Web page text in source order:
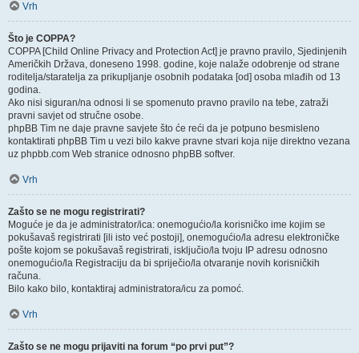
Vrh
Što je COPPA?
COPPA [Child Online Privacy and Protection Act] je pravno pravilo, Sjedinjenih
Američkih Država, doneseno 1998. godine, koje nalaže odobrenje od strane
roditelja/staratelja za prikupljanje osobnih podataka [od] osoba mlađih od 13
godina.
Ako nisi siguran/na odnosi li se spomenuto pravno pravilo na tebe, zatraži
pravni savjet od stručne osobe.
phpBB Tim ne daje pravne savjete što će reći da je potpuno besmisleno
kontaktirati phpBB Tim u vezi bilo kakve pravne stvari koja nije direktno vezana
uz phpbb.com Web stranice odnosno phpBB softver.
Vrh
Zašto se ne mogu registrirati?
Moguće je da je administrator/ica: onemogućio/la korisničko ime kojim se
pokušavaš registrirati [ili isto već postoji], onemogućio/la adresu elektroničke
pošte kojom se pokušavaš registrirati, isključio/la tvoju IP adresu odnosno
onemogućio/la Registraciju da bi spriječio/la otvaranje novih korisničkih
računa.
Bilo kako bilo, kontaktiraj administratora/icu za pomoć.
Vrh
Zašto se ne mogu prijaviti na forum “po prvi put”?